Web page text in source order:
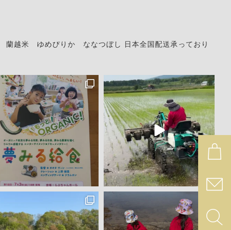
蘭越米 ゆめぴりか ななつぼし
日本全国配送承っており